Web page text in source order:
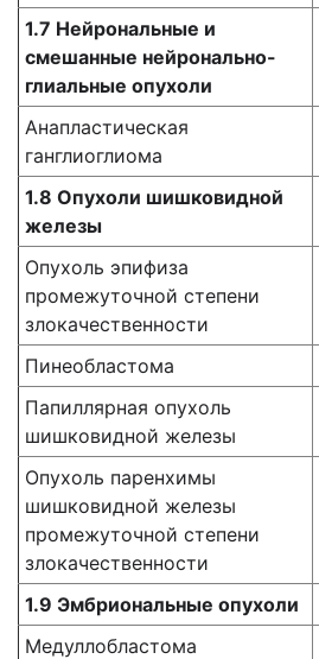
1.7 Нейрональные и
смешанные нейронально-
глиальные опухоли
Анапластическая
ганглиоглиома
1.8 Опухоли шишковидной
железы
Опухоль эпифиза
промежуточной степени
злокачественности
Пинеобластома
Папиллярная опухоль
шишковидной железы
Опухоль паренхимы
шишковидной железы
промежуточной степени
злокачественности
1.9 Эмбриональные опухоли
Медуллобластома